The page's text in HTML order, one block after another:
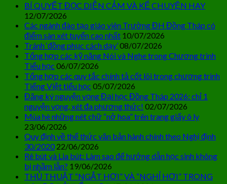
BÍ QUYẾT ĐỌC DIỄN CẢM VÀ KỂ CHUYỆN HAY
12/07/2026
Các ngành đào tạo giáo viên Trường ĐH Đồng Tháp có
điểm sàn xét tuyển cao nhất 10/07/2026
Tránh ‘đồng phục cách dạy’08/07/2026
Tổng hợp các kỹ năng Nói và Nghe trong Chương trình
Tiểu học 06/07/2026
Tổng hợp các quy tắc chính tả cốt lõi trong chương trình
Tiếng Việt tiểu học 05/07/2026
Đăng ký nguyện vọng Đại học Đồng Tháp 2026: chỉ 1
nguyện vọng, xét đa phương thức! 02/07/2026
Mùa hè những nét chữ “nở hoa” trên trang giấy ô ly
23/06/2026
Quy định về thể thức văn bản hành chính theo Nghị định
30/2020 22/06/2026
Rê bút và Lia bút: Làm sao để hướng dẫn học sinh không
bị nhầm lẫn? 19/06/2026
THỦ THUẬT “NGẮT HƠI” VÀ “NGHỈ HƠI” TRONG